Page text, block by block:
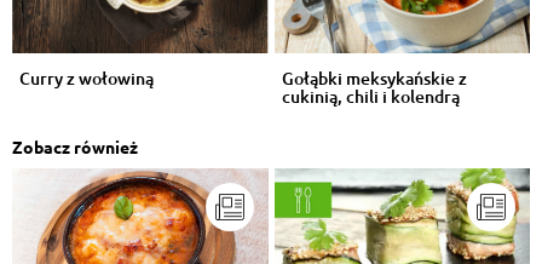
Curry z wołowiną Gołąbki meksykańskie z
cukinią, chili i kolendrą
Zobacz również